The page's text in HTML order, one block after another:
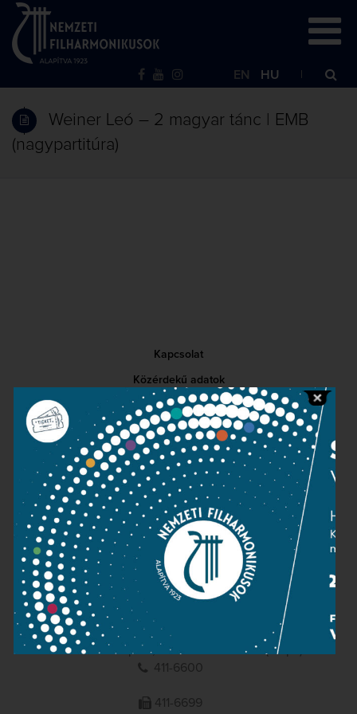
EN HU
Weiner Leó – 2 magyar tánc | EMB
(nagypartitúra)
Kapcsolat
Közérdekű adatok
Sajtószoba
Adatvédelem
Impresszum
NEMZETI
FILHARMONIKUSOK
1095 Budapest, Komor Marcell u. 1. (Müpa)
411-6600
411-6699